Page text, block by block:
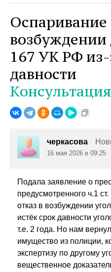
Оспаривание
возбуждении
167 УК РФ из-
давности
черкасова
16 мая 2026 в 09:25
Подала заявление о
предусмотренного ч.1
отказ в возбуждении
истёк срок давности
т.е. 2 года. Но нам
имущество из полиции,
экспертизу по другому
вещественное